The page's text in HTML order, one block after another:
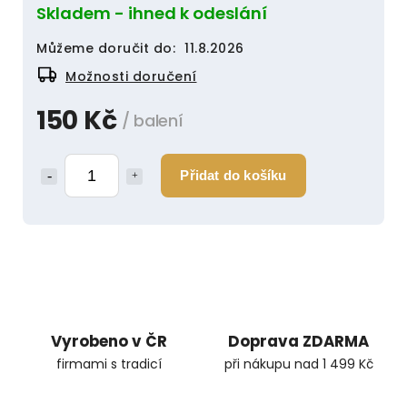
150 Kč / balení
Přidat do košíku
Skladem - ihned k odeslání
Můžeme doručit do: 11.8.2026
Možnosti doručení
Vyrobeno v ČR
firmami s tradicí
Doprava ZDARMA
při nákupu nad 1 499 Kč